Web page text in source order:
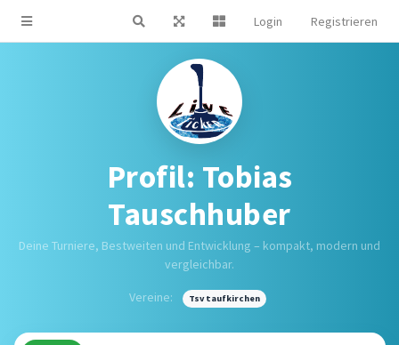
Login Registrieren
Profil: Tobias
Tauschhuber
Deine Turniere, Bestweiten und Entwicklung – kompakt, modern und
vergleichbar.
Vereine: Tsv taufkirchen